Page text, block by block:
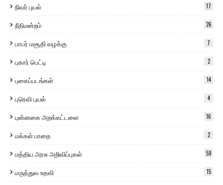
நிவர் புயல் 17
நீதிமன்றம் 26
பாபர் மசூதி வழக்கு 7
புகார் பெட்டி 2
புகைப்படங்கள் 14
புரெவி புயல் 4
புன்னகை அறக்கட்டளை 16
மக்கள் பாதை 2
மத்திய அரசு அறிவிப்புகள் 59
மருத்துவ உதவி 15